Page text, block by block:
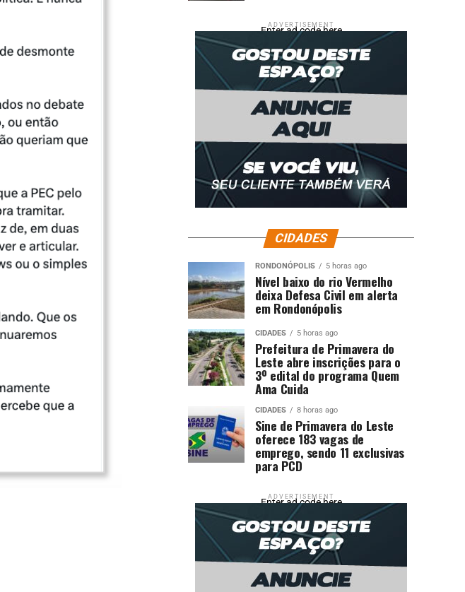
ADVERTISEMENT
Enter ad code here
CIDADES
RONDONÓPOLIS 5 horas ago
Nível baixo do rio Vermelho
deixa Defesa Civil em alerta
em Rondonópolis
CIDADES 5 horas ago
Prefeitura de Primavera do
Leste abre inscrições para o
3º edital do programa Quem
Ama Cuida
CIDADES 8 horas ago
Sine de Primavera do Leste
oferece 183 vagas de
emprego, sendo 11 exclusivas
para PCD
ADVERTISEMENT
Enter ad code here